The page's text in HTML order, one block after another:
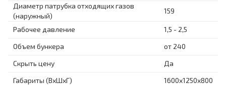
Диаметр патрубка отходящих газов
(наружный)
159
Рабочее давление
1,5 - 2,5
Объем бункера
от 240
Скрыть цену
Да
Габариты (ВхШхГ)
1600x1250x800